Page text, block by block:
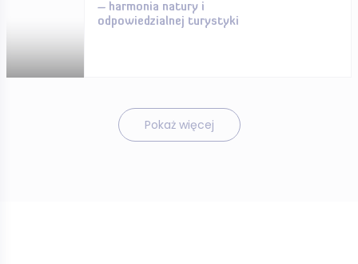
– harmonia natury i
odpowiedzialnej turystyki
Pokaż więcej